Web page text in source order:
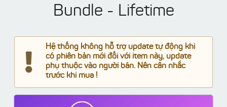
Bundle - Lifetime
Hệ thống không hỗ trợ update tự động khi
có phiên bản mới đối với item này, update
phụ thuộc vào người bán. Nên cân nhắc
trước khi mua !